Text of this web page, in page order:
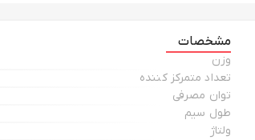
مشخصات
وزن
تعداد متمرکز کننده
توان مصرفی
طول سیم
ولتاژ